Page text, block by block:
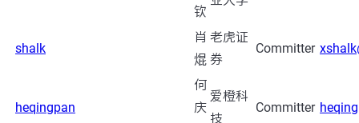
钦
shalk
肖
焜
老虎证
券
Committer
heqingpan
何
庆
爱橙科
技
Committer